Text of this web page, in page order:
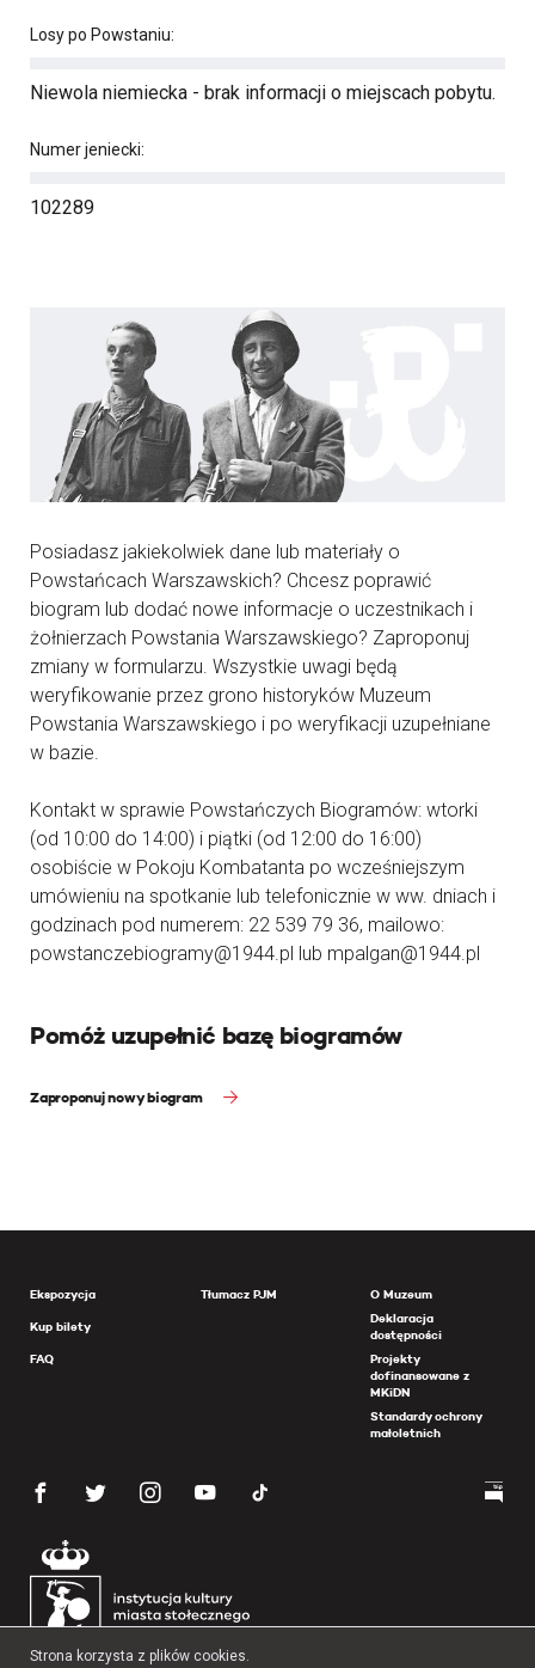
Losy po Powstaniu:
Niewola niemiecka - brak informacji o miejscach pobytu.
Numer jeniecki:
102289
Posiadasz jakiekolwiek dane lub materiały o
Powstańcach Warszawskich? Chcesz poprawić
biogram lub dodać nowe informacje o uczestnikach i
żołnierzach Powstania Warszawskiego? Zaproponuj
zmiany w formularzu. Wszystkie uwagi będą
weryfikowanie przez grono historyków Muzeum
Powstania Warszawskiego i po weryfikacji uzupełniane
w bazie.
Kontakt w sprawie Powstańczych Biogramów: wtorki
(od 10:00 do 14:00) i piątki (od 12:00 do 16:00)
osobiście w Pokoju Kombatanta po wcześniejszym
umówieniu na spotkanie lub telefonicznie w ww. dniach i
godzinach pod numerem: 22 539 79 36, mailowo:
powstanczebiogramy@1944.pl lub mpalgan@1944.pl
Pomóż uzupełnić bazę biogramów
Zaproponuj nowy biogram
Ekspozycja
Kup bilety
FAQ
Tłumacz PJM
O Muzeum
Deklaracja
dostępności
Projekty
dofinansowane z
MKiDN
Standardy ochrony
małoletnich
Strona korzysta z plików cookies.